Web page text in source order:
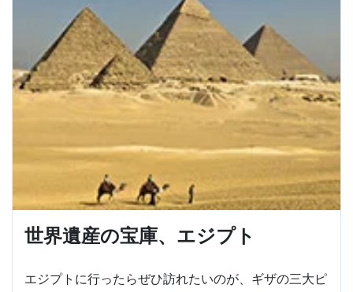
世界遺産の宝庫、エジプト
エジプトに行ったらぜひ訪れたいのが、ギザの三大ピ